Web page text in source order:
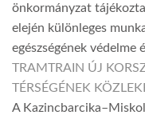
önkormányzat
elején különleges
egészségének védelme
TRAMTRAIN ÚJ
TÉRSÉGÉNEK
A